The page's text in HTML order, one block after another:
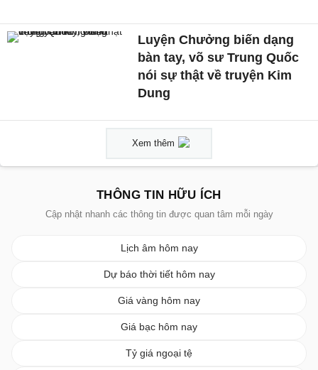
Luyện Chưởng biến dạng
bàn tay, võ sư Trung Quốc
nói sự thật về truyện Kim
Dung
Xem thêm
THÔNG TIN HỮU ÍCH
Cập nhật nhanh các thông tin được quan tâm mỗi ngày
Lịch âm hôm nay
Dự báo thời tiết hôm nay
Giá vàng hôm nay
Giá bạc hôm nay
Tỷ giá ngoại tệ